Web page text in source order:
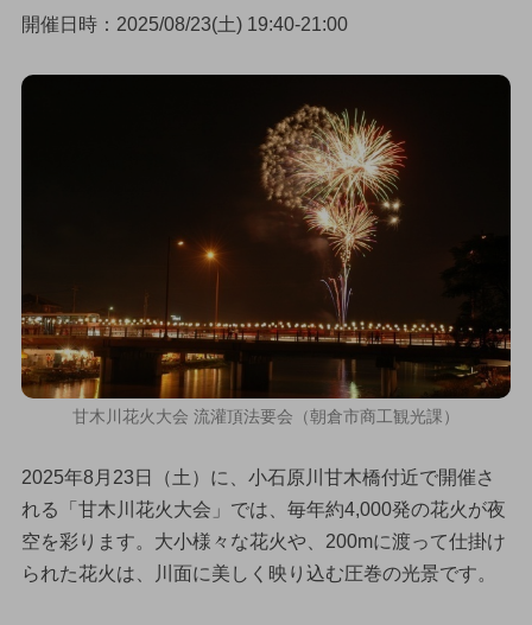
開催日時：2025/08/23(土) 19:40-21:00
甘木川花火大会 流灌頂法要会（朝倉市商工観光課）
2025年8月23日（土）に、小石原川甘木橋付近で開催さ
れる「甘木川花火大会」では、毎年約4,000発の花火が夜
空を彩ります。大小様々な花火や、200mに渡って仕掛け
られた花火は、川面に美しく映り込む圧巻の光景です。